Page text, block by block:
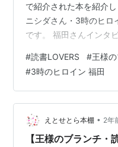
で紹介された本を紹介
ニシダさん・3時のヒロ
です。 福田さんインタ
妊娠カレンダー：小川
さんインタビュー 奇妙
子 とんこつＱ＆Ａ 作者
ん： 接客の受け答えを
いしいのでなんとも言
#読書LOVERS #王様
#3時のヒロイン 福田
えとせとら本棚 • 2年
【王様のブランチ